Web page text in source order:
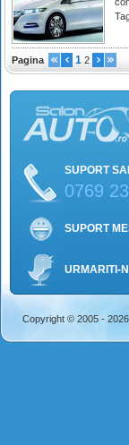
Pagina 1 2
SUPORT
0769
SUPORT
URMARITI-
Copyright © 2005 -